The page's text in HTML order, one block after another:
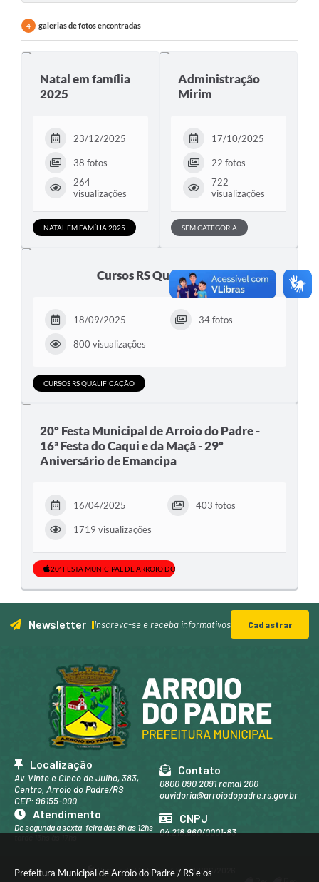
Prefeitura Municipal de Arroio do Padre / RS e os
4 galerias de fotos encontradas
Natal em família
2025
23/12/2025
38 fotos
264
visualizações
NATAL EM FAMÍLIA 2025
Administração
Mirim
17/10/2025
22 fotos
722
visualizações
SEM CATEGORIA
Cursos RS Qualificação
18/09/2025 34 fotos
800 visualizações
CURSOS RS QUALIFICAÇÃO
20º Festa Municipal de Arroio do Padre -
16ª Festa do Caqui e da Maçã - 29º
Aniversário de Emancipa
16/04/2025 403 fotos
1719 visualizações
20ª FESTA MUNICIPAL DE ARROIO DO PADRE - 16ª FESTA REGIONAL DO CAQUI
Newsletter Inscreva-se e receba informativos Cadastrar
Localização
Av. Vinte e Cinco de Julho, 383,
Centro, Arroio do Padre/RS
CEP: 96155-000
Contato
0800 090 2091 ramal 200
ouvidoria@arroiodopadre.rs.gov.br
Atendimento
De segunda a sexta-feira das 8h às 12hs -
CNPJ
04.218.960/0001-83
Versão do Sistema:3.5.3 - 19/06/2026